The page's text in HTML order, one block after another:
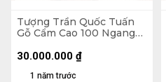
Tượng Trần Quốc Tuấn
Gỗ Cẩm Cao 100 Ngang
1 năm trước
30.000.000 ₫